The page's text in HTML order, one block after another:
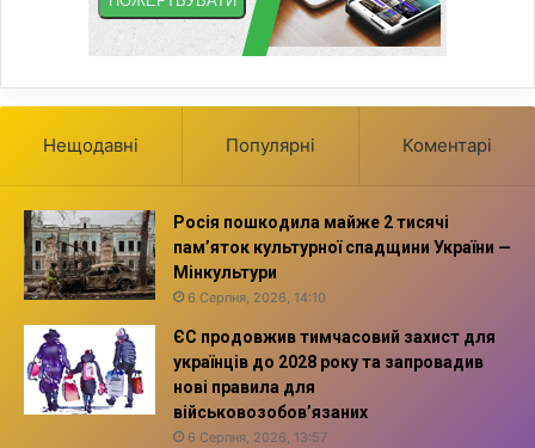
Нещодавні Популярні Коментарі
Росія пошкодила майже 2 тисячі
пам’яток культурної спадщини України —
Мінкультури
6 Серпня, 2026, 14:10
ЄС продовжив тимчасовий захист для
українців до 2028 року та запровадив
нові правила для
військовозобов’язаних
6 Серпня, 2026, 13:57